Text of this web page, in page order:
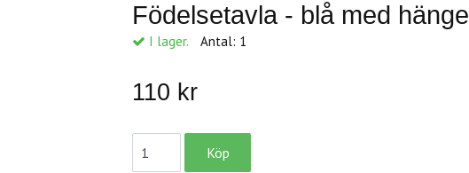
Födelsetavla - blå med hänge
I lager. Antal: 1
110 kr